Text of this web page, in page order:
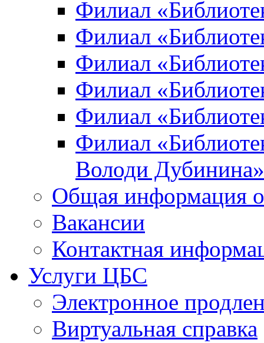
Филиал
Филиал
Филиал
Филиал
Филиал
Филиал
Володи Дубинина»
Общая информация
Вакансии
Контактная
Услуги ЦБС
Электронное
Виртуальная справка